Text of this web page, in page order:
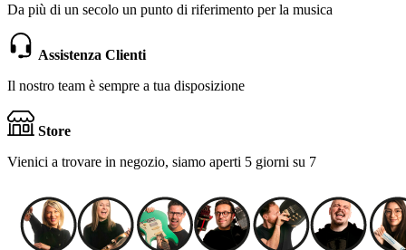
Da più di un secolo un punto di riferimento per la musica
Assistenza Clienti
Il nostro team è sempre a tua disposizione
Store
Vienici a trovare in negozio, siamo aperti 5 giorni su 7